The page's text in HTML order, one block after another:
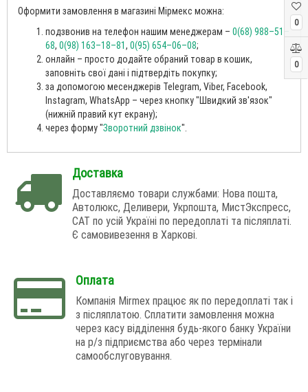
0
0
Оформити замовлення в магазині Мірмекс можна:
подзвонив на телефон нашим менеджерам – 0(68) 988–51–
68, 0(98) 163–18–81, 0(95) 654–06–08;
онлайн – просто додайте обраний товар в кошик,
заповніть свої дані і підтвердіть покупку;
за допомогою месенджерів Telegram, Viber, Facebook,
Instagram, WhatsApp – через кнопку "Швидкий зв'язок"
(нижній правий кут екрану);
через форму "Зворотний дзвінок".
Доставка
Доставляємо товари службами: Нова пошта,
Автолюкс, Деливери, Укрпошта, МистЭкспресс,
САТ по усій Україні по передоплаті та післяплаті.
Є самовивезення в Харкові.
Оплата
Компанія Mirmex працює як по передоплаті так і
з післяплатою. Сплатити замовлення можна
через касу відділення будь-якого банку України
на р/з підприємства або через термінали
самообслуговування.